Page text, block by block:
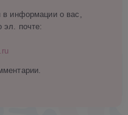
в информации о вас,
эл. почте: